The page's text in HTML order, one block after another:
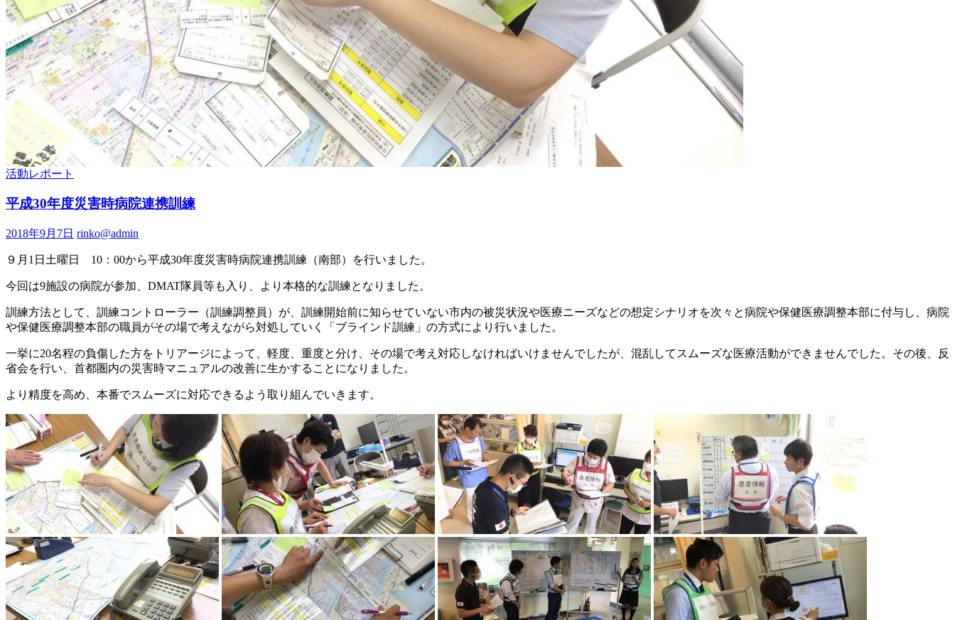
活動レポート
平成30年度災害時病院連携訓練
2018年9月7日 rinko@admin
９月1日土曜日 10：00から平成30年度災害時病院連携訓練（南部）を行いました。
今回は9施設の病院が参加、DMAT隊員等も入り、より本格的な訓練となりました。
訓練方法として、訓練コントローラー（訓練調整員）が、訓練開始前に知らせていない市内の被災状況や医療ニーズなどの想定シナリオを次々と病院や保健医療調整本部に付与し、病院
や保健医療調整本部の職員がその場で考えながら対処していく「ブラインド訓練」の方式により行いました。
一挙に20名程の負傷した方をトリアージによって、軽度、重度と分け、その場で考え対応しなければいけませんでしたが、混乱してスムーズな医療活動ができませんでした。その後、反
省会を行い、首都圏内の災害時マニュアルの改善に生かすることになりました。
より精度を高め、本番でスムーズに対応できるよう取り組んでいきます。